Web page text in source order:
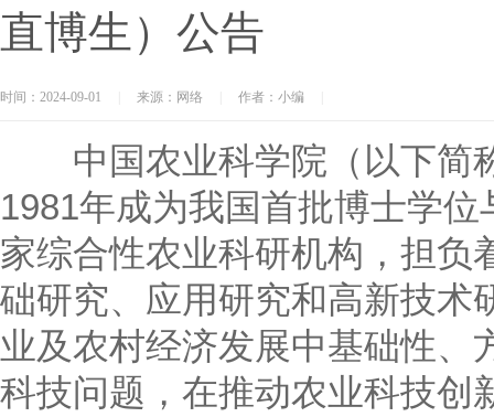
直博生）公告
时间：2024-09-01 来源：网络 作者：小编
中国农业科学院（以下简称
1981年成为我国首批博士学
家综合性农业科研机构，担负
础研究、应用研究和高新技术
业及农村经济发展中基础性、
科技问题，在推动农业科技创